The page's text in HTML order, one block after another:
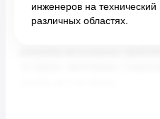
инженеров на
различных областях.